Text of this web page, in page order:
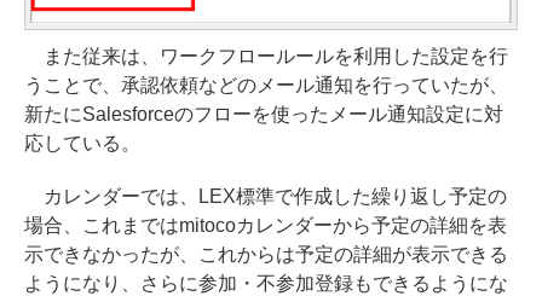
また従来は、ワークフロールールを利用した設定を行
うことで、承認依頼などのメール通知を行っていたが、
新たにSalesforceのフローを使ったメール通知設定に対
応している。
カレンダーでは、LEX標準で作成した繰り返し予定の
場合、これまではmitocoカレンダーから予定の詳細を表
示できなかったが、これからは予定の詳細が表示できる
ようになり、さらに参加・不参加登録もできるようにな